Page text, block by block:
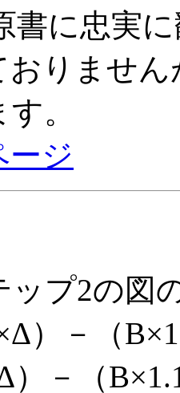
書に忠実
おりませ
。
ージ
プ2の図
）－（
－（